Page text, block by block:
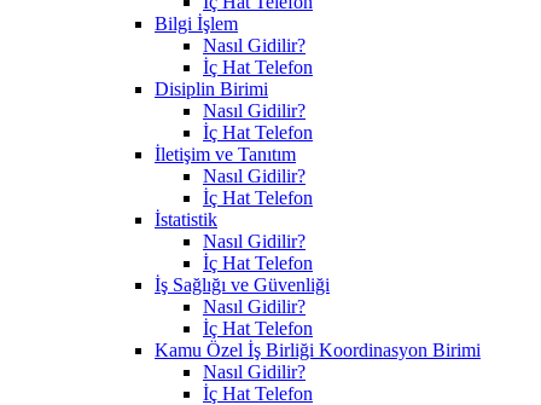
Bilgi İşlem
Nasıl Gidilir?
İç Hat Telefon
Disiplin Birimi
Nasıl Gidilir?
İç Hat Telefon
İletişim ve Tanıtım
Nasıl Gidilir?
İç Hat Telefon
İstatistik
Nasıl Gidilir?
İç Hat Telefon
İş Sağlığı ve Güvenliği
Nasıl Gidilir?
İç Hat Telefon
Kamu Özel İş Birliği Koordinasyon Birimi
Nasıl Gidilir?
İç Hat Telefon